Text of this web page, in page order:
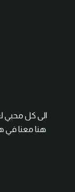
الى كل محبي
هنا معنا في